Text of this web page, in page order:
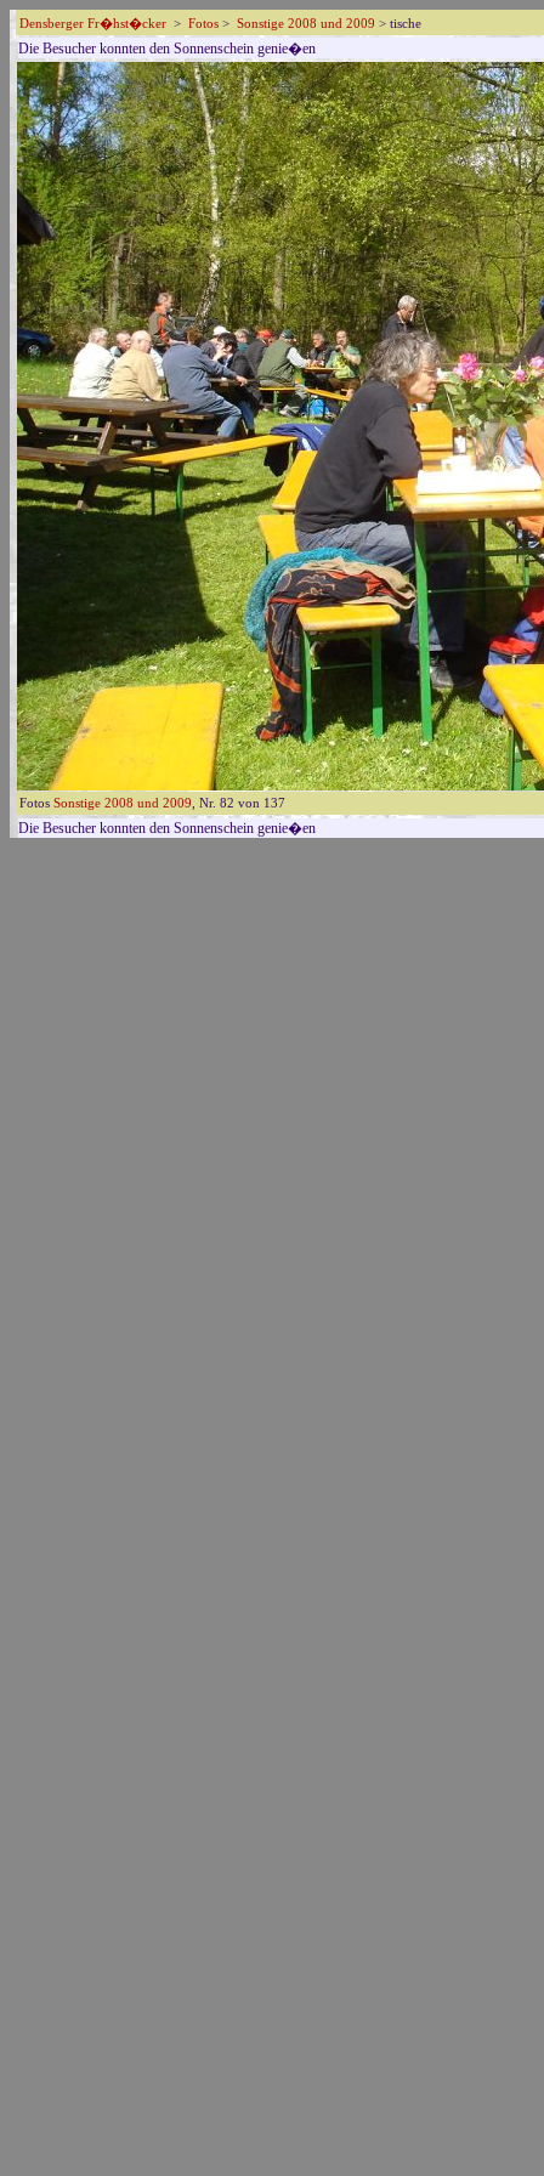
Densberger Fr�hst�cker > Fotos > Sonstige 2008 und 2009 > tische
Die Besucher konnten den Sonnenschein genie�en
Fotos Sonstige 2008 und 2009 , Nr. 82 von 137
Die Besucher konnten den Sonnenschein genie�en